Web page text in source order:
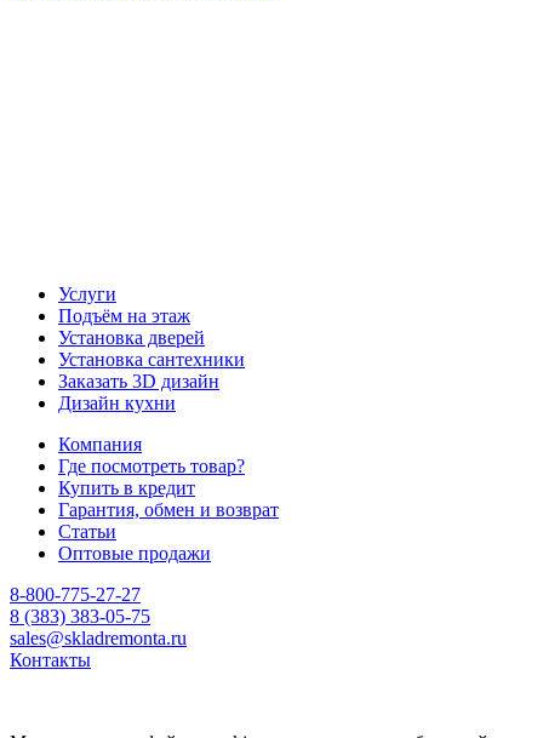
Услуги
Подъём на этаж
Установка дверей
Установка сантехники
Заказать 3D дизайн
Дизайн кухни
Компания
Где посмотреть товар?
Купить в кредит
Гарантия, обмен и возврат
Статьи
Оптовые продажи
8-800-775-27-27
8 (383) 383-05-75
sales@skladremonta.ru
Контакты